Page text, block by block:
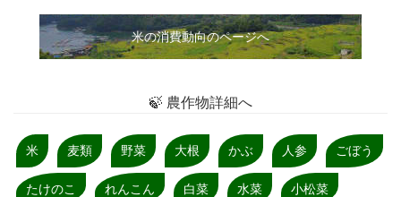
米の消費動向のページへ
🍃 農作物詳細へ
米 麦類 野菜 大根 かぶ 人参 ごぼう
たけのこ れんこん 白菜 水菜 小松菜